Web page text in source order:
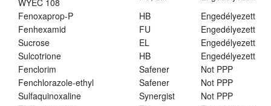
WYEC 108
Fenoxaprop-P
HB
Engedélyezett
Fenhexamid
FU
Engedélyezett
Sucrose
EL
Engedélyezett
Sulcotrione
HB
Engedélyezett
Fenclorim
Safener
Not PPP
Fenchlorazole-ethyl
Safener
Not PPP
Sulfaquinoxaline
Synergist
Not PPP